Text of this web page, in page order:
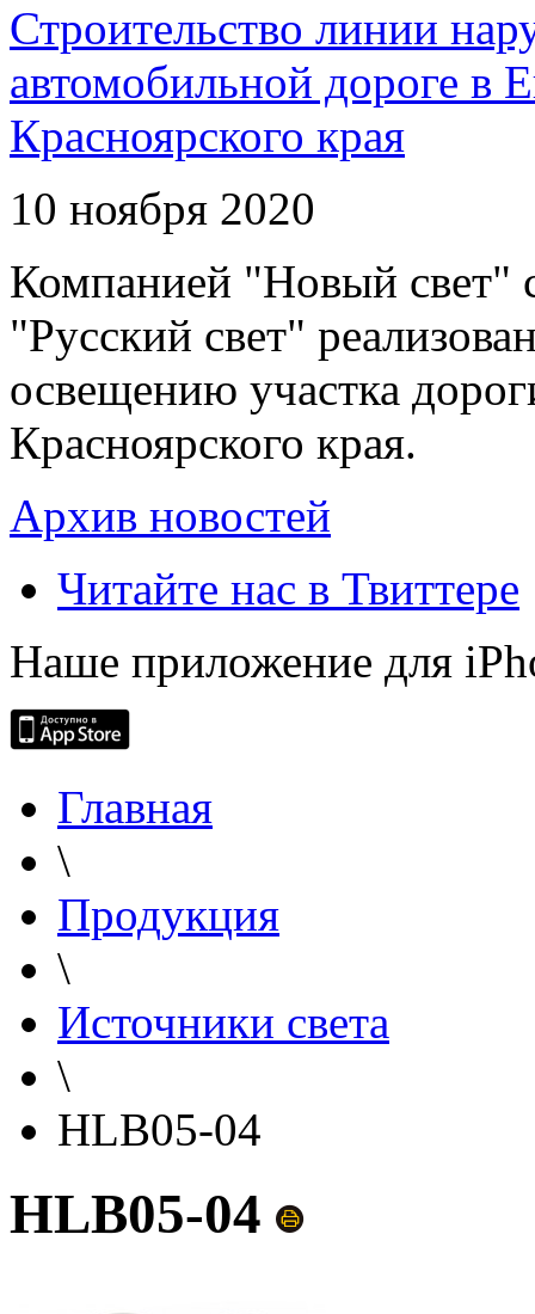
Строительство линии
автомобильной дороге в
Красноярского края
10 ноября 2020
Компанией "Новый свет"
"Русский свет"
освещению участка
Красноярского края.
Архив новостей
Читайте нас в Твиттере
Наше приложение для
Главная
\
Продукция
\
Источники света
\
HLB05-04
HLB05-04